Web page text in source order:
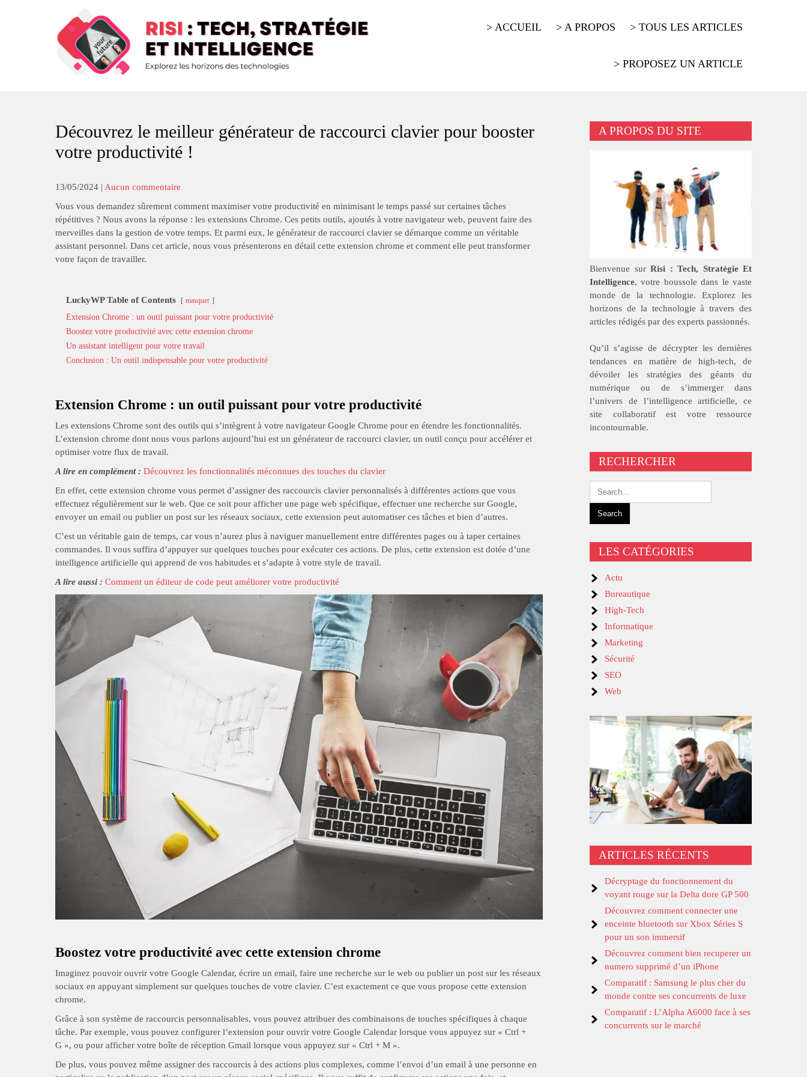
> ACCUEIL > A PROPOS > TOUS LES ARTICLES
> PROPOSEZ UN ARTICLE
Découvrez le meilleur générateur de raccourci clavier pour booster
votre productivité !
13/05/2024 | Aucun commentaire
Vous vous demandez sûrement comment maximiser votre productivité en minimisant le temps passé sur certaines tâches
répétitives ? Nous avons la réponse : les extensions Chrome. Ces petits outils, ajoutés à votre navigateur web, peuvent faire des
merveilles dans la gestion de votre temps. Et parmi eux, le générateur de raccourci clavier se démarque comme un véritable
assistant personnel. Dans cet article, nous vous présenterons en détail cette extension chrome et comment elle peut transformer
votre façon de travailler.
LuckyWP Table of Contents masquer
Extension Chrome : un outil puissant pour votre productivité
Boostez votre productivité avec cette extension chrome
Un assistant intelligent pour votre travail
Conclusion : Un outil indispensable pour votre productivité
Extension Chrome : un outil puissant pour votre productivité
Les extensions Chrome sont des outils qui s’intègrent à votre navigateur Google Chrome pour en étendre les fonctionnalités.
L’extension chrome dont nous vous parlons aujourd’hui est un générateur de raccourci clavier, un outil conçu pour accélérer et
optimiser votre flux de travail.
A lire en complément : Découvrez les fonctionnalités méconnues des touches du clavier
En effet, cette extension chrome vous permet d’assigner des raccourcis clavier personnalisés à différentes actions que vous
effectuez régulièrement sur le web. Que ce soit pour afficher une page web spécifique, effectuer une recherche sur Google,
envoyer un email ou publier un post sur les réseaux sociaux, cette extension peut automatiser ces tâches et bien d’autres.
C’est un véritable gain de temps, car vous n’aurez plus à naviguer manuellement entre différentes pages ou à taper certaines
commandes. Il vous suffira d’appuyer sur quelques touches pour exécuter ces actions. De plus, cette extension est dotée d’une
intelligence artificielle qui apprend de vos habitudes et s’adapte à votre style de travail.
A lire aussi : Comment un éditeur de code peut améliorer votre productivité
Boostez votre productivité avec cette extension chrome
Imaginez pouvoir ouvrir votre Google Calendar, écrire un email, faire une recherche sur le web ou publier un post sur les réseaux
sociaux en appuyant simplement sur quelques touches de votre clavier. C’est exactement ce que vous propose cette extension
chrome.
Grâce à son système de raccourcis personnalisables, vous pouvez attribuer des combinaisons de touches spécifiques à chaque
tâche. Par exemple, vous pouvez configurer l’extension pour ouvrir votre Google Calendar lorsque vous appuyez sur « Ctrl +
G », ou pour afficher votre boîte de réception Gmail lorsque vous appuyez sur « Ctrl + M ».
De plus, vous pouvez même assigner des raccourcis à des actions plus complexes, comme l’envoi d’un email à une personne en
A PROPOS DU SITE
Bienvenue sur Risi : Tech, Stratégie Et
Intelligence, votre boussole dans le vaste
monde de la technologie. Explorez les
horizons de la technologie à travers des
articles rédigés par des experts passionnés.
Qu’il s’agisse de décrypter les dernières
tendances en matière de high-tech, de
dévoiler les stratégies des géants du
numérique ou de s’immerger dans
l’univers de l’intelligence artificielle, ce
site collaboratif est votre ressource
incontournable.
RECHERCHER
LES CATÉGORIES
Actu
Bureautique
High-Tech
Informatique
Marketing
Sécurité
SEO
Web
ARTICLES RÉCENTS
Décryptage du fonctionnement du
voyant rouge sur la Delta dore GP 500
Découvrez comment connecter une
enceinte bluetooth sur Xbox Séries S
pour un son immersif
Découvrez comment bien recuperer un
numero supprimé d’un iPhone
Comparatif : Samsung le plus cher du
monde contre ses concurrents de luxe
Comparatif : L’Alpha A6000 face à ses
concurrents sur le marché